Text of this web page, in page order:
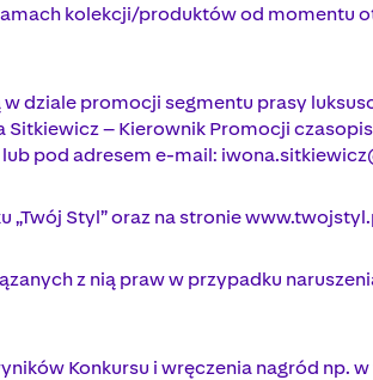
kolekcji/produktów od momentu
dziale promocji segmentu prasy
– Kierownik Promocji
pod adresem e-mail:
Styl” oraz na stronie
z nią praw w przypadku
Konkursu i wręczenia nagród np.